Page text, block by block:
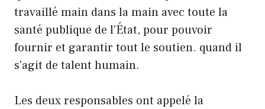
travaillé main dans la main avec toute la
santé publique de l'État, pour pouvoir
fournir et garantir tout le soutien. quand il
s'agit de talent humain.
Les deux responsables ont appelé la